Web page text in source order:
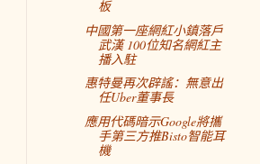
板
中國第一座網紅小鎮落戶
武漢 100位知名網紅主
播入駐
惠特曼再次辟謠：無意出
任Uber董事長
應用代碼暗示Google將攜
手第三方推Bisto智能耳
機